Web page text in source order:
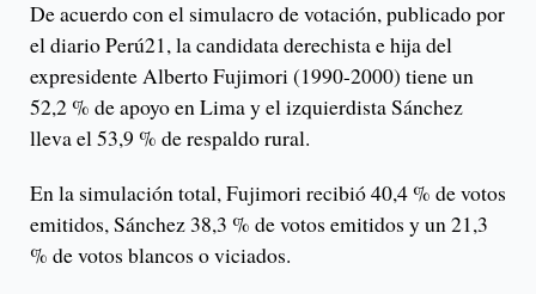
De acuerdo con el simulacro de votación, publicado por
el diario Perú21, la candidata derechista e hija del
expresidente Alberto Fujimori (1990-2000) tiene un
52,2 % de apoyo en Lima y el izquierdista Sánchez
lleva el 53,9 % de respaldo rural.
En la simulación total, Fujimori recibió 40,4 % de votos
emitidos, Sánchez 38,3 % de votos emitidos y un 21,3
% de votos blancos o viciados.